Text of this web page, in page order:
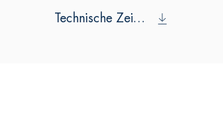
Technische Zeichnung